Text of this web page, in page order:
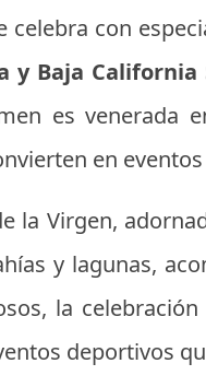
celebra con
y Baja California
es venerada
en
la Virgen,
y lagunas,
la
deportivos